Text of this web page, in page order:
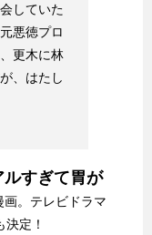
していた
悪徳プロ
更木に林
、はたし
ルすぎて胃が
画。テレビドラマ
定！